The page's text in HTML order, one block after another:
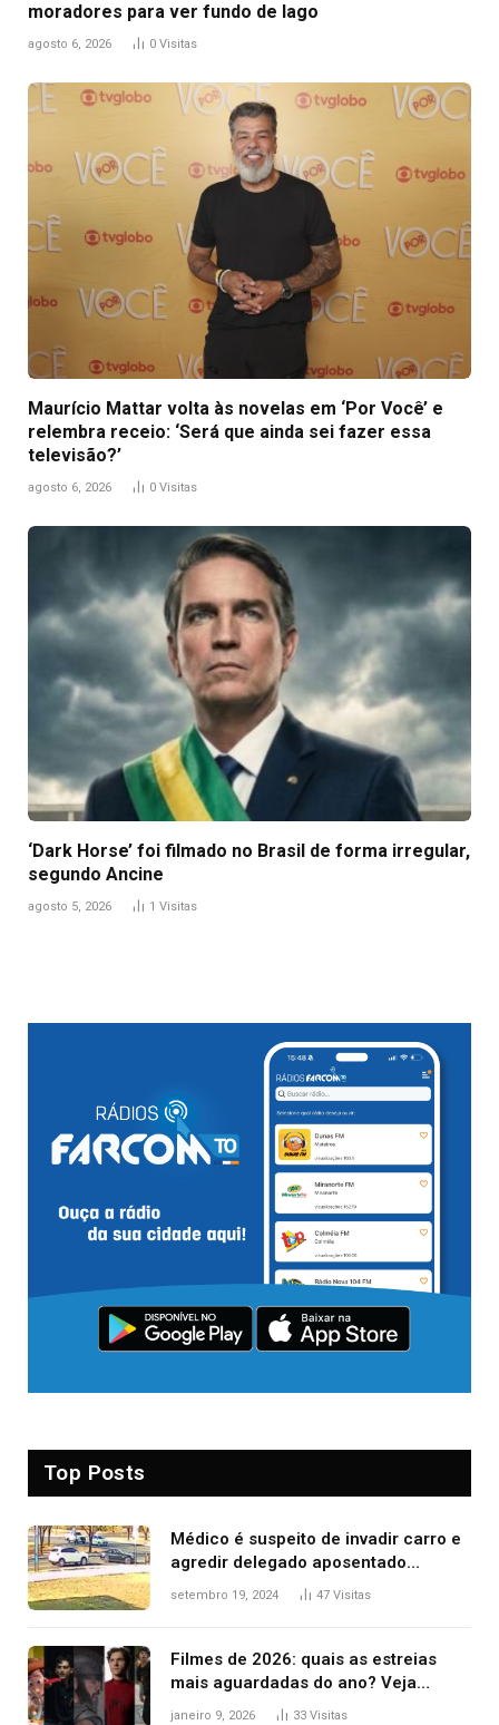
moradores para ver fundo de lago
agosto 6, 2026 0 Visitas
Maurício Mattar volta às novelas em ‘Por Você’ e
relembra receio: ‘Será que ainda sei fazer essa
televisão?’
agosto 6, 2026 0 Visitas
‘Dark Horse’ foi filmado no Brasil de forma irregular,
segundo Ancine
agosto 5, 2026 1 Visitas
Top Posts
Médico é suspeito de invadir carro e
agredir delegado aposentado
durante confusão no trânsito
setembro 19, 2024 47 Visitas
Filmes de 2026: quais as estreias
mais aguardadas do ano? Veja
principais lançamentos do cinema
janeiro 9, 2026 33 Visitas